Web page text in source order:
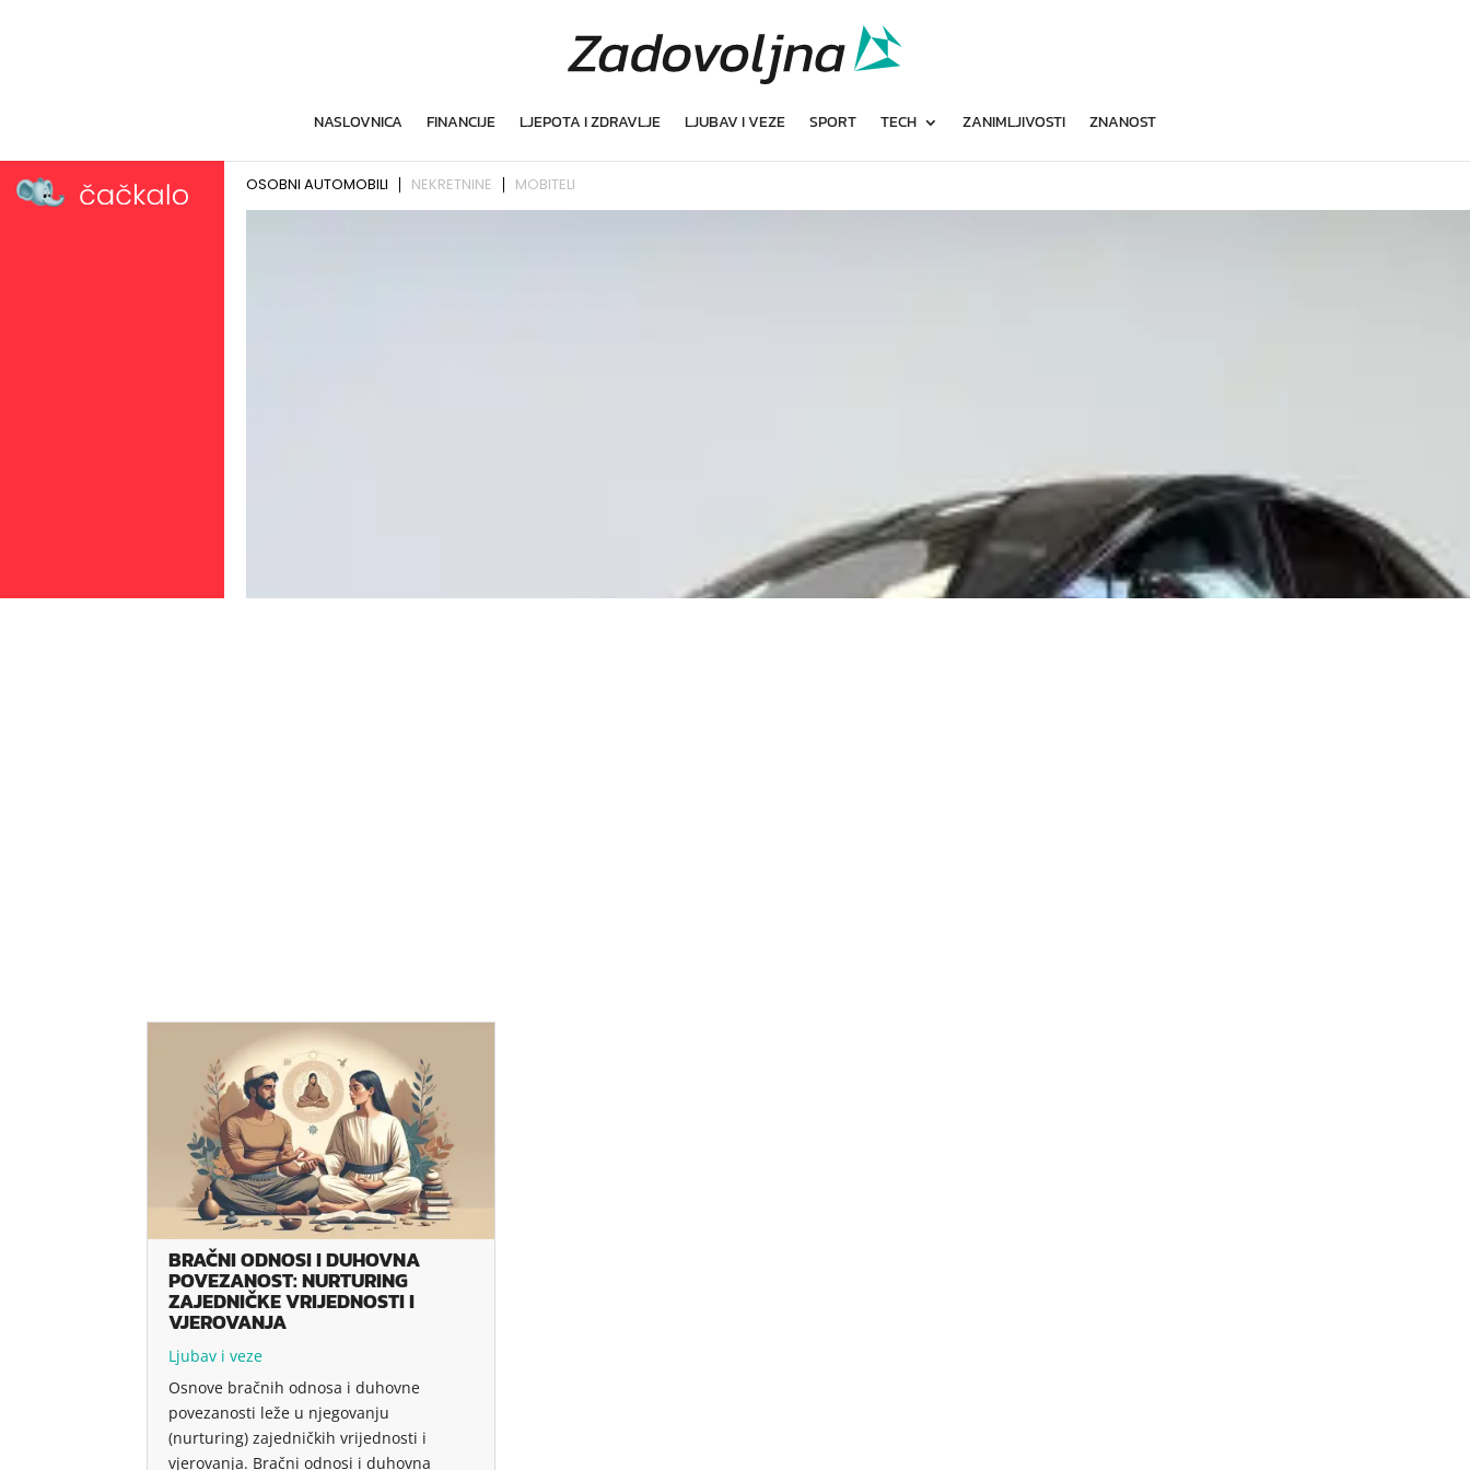
NASLOVNICA FINANCIJE LJEPOTA I ZDRAVLJE LJUBAV I VEZE SPORT TECH ZANIMLJIVOSTI ZNANOST
BRAČNI ODNOSI I DUHOVNA
POVEZANOST: NURTURING
ZAJEDNIČKE VRIJEDNOSTI I
VJEROVANJA
Ljubav i veze
Osnove bračnih odnosa i duhovne
povezanosti leže u njegovanju
(nurturing) zajedničkih vrijednosti i
vjerovanja. Bračni odnosi i duhovna